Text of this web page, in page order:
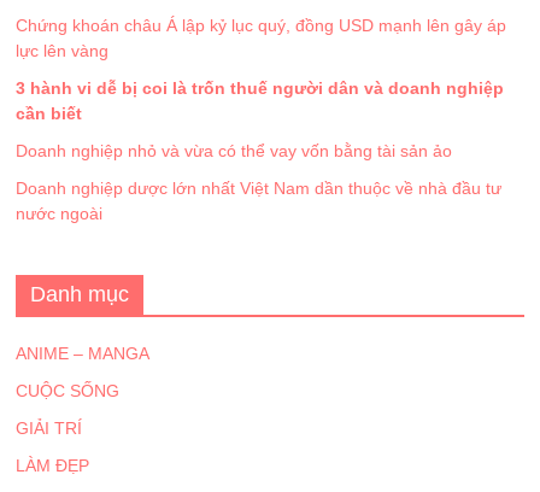
Chứng khoán châu Á lập kỷ lục quý, đồng USD mạnh lên gây áp
lực lên vàng
3 hành vi dễ bị coi là trốn thuế người dân và doanh nghiệp
cần biết
Doanh nghiệp nhỏ và vừa có thể vay vốn bằng tài sản ảo
Doanh nghiệp dược lớn nhất Việt Nam dần thuộc về nhà đầu tư
nước ngoài
Danh mục
ANIME – MANGA
CUỘC SỐNG
GIẢI TRÍ
LÀM ĐẸP